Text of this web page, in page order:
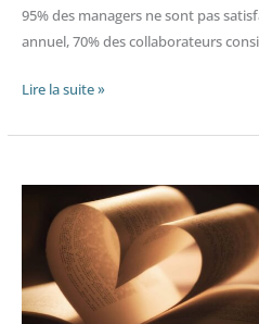
95% des managers ne sont pas
annuel, 70% des collaborateurs
leurs
Bayard
Lire la suite »
salariés
peuvent
se
faire